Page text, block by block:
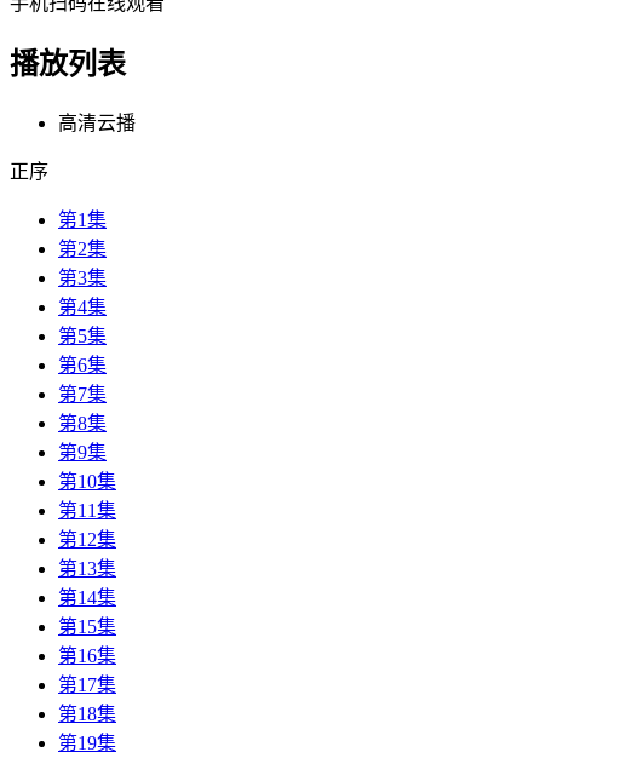
播放列表
高清云播
正序
第1集
第2集
第3集
第4集
第5集
第6集
第7集
第8集
第9集
第10集
第11集
第12集
第13集
第14集
第15集
第16集
第17集
第18集
第19集